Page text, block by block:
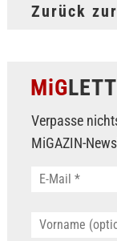
Zurück
MiG
Verpasse
MiGAZIN-